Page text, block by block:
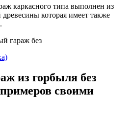
каркасного типа выполнен из
которая имеет также
из горбыля без
своими